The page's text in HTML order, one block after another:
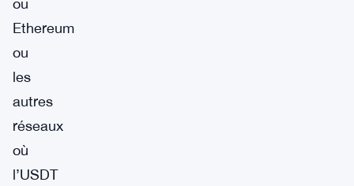
ou
Ethereum
ou
les
autres
réseaux
où
l’USDT